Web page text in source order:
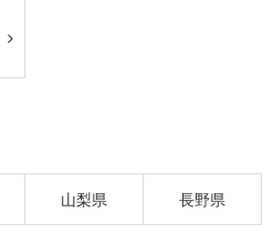
山梨県 長野県